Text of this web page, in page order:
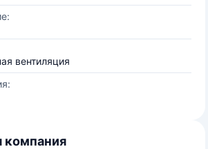
вентиляция
компания